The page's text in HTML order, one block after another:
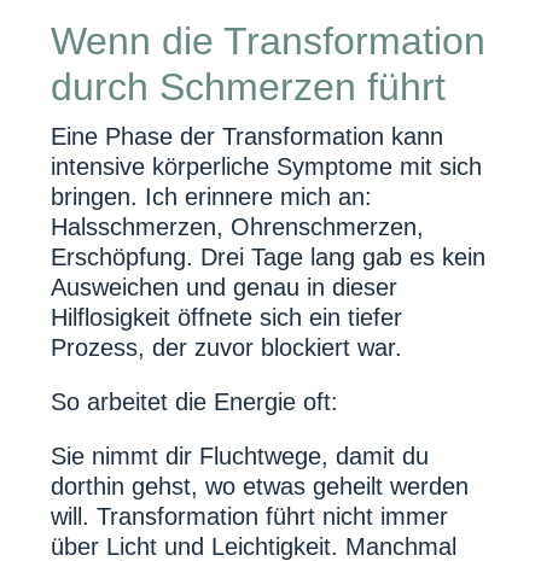
Wenn die Transformation
durch Schmerzen führt
Eine Phase der Transformation kann
intensive körperliche Symptome mit sich
bringen. Ich erinnere mich an:
Halsschmerzen, Ohrenschmerzen,
Erschöpfung. Drei Tage lang gab es kein
Ausweichen und genau in dieser
Hilflosigkeit öffnete sich ein tiefer
Prozess, der zuvor blockiert war.
So arbeitet die Energie oft:
Sie nimmt dir Fluchtwege, damit du
dorthin gehst, wo etwas geheilt werden
will. Transformation führt nicht immer
über Licht und Leichtigkeit. Manchmal